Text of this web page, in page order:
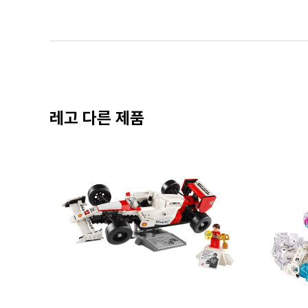
레고 다른 제품